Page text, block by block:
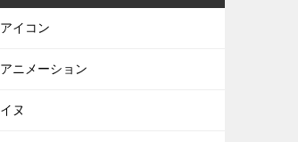
アイコン
アニメーション
イヌ